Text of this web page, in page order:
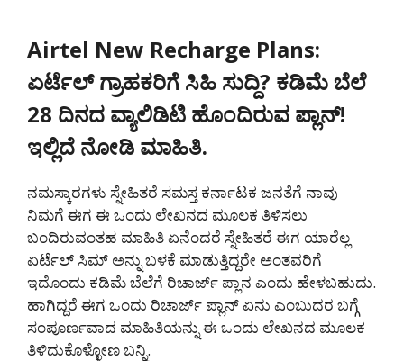
Airtel New Recharge Plans:
ಏರ್ಟೆಲ್ ಗ್ರಾಹಕರಿಗೆ ಸಿಹಿ ಸುದ್ದಿ? ಕಡಿಮೆ ಬೆಲೆ
28 ದಿನದ ವ್ಯಾಲಿಡಿಟಿ ಹೊಂದಿರುವ ಪ್ಲಾನ್!
ಇಲ್ಲಿದೆ ನೋಡಿ ಮಾಹಿತಿ.
ನಮಸ್ಕಾರಗಳು ಸ್ನೇಹಿತರೆ ಸಮಸ್ತ ಕರ್ನಾಟಕ ಜನತೆಗೆ ನಾವು
ನಿಮಗೆ ಈಗ ಈ ಒಂದು ಲೇಖನದ ಮೂಲಕ ತಿಳಿಸಲು
ಬಂದಿರುವಂತಹ ಮಾಹಿತಿ ಏನೆಂದರೆ ಸ್ನೇಹಿತರೆ ಈಗ ಯಾರೆಲ್ಲ
ಏರ್ಟೆಲ್ ಸಿಮ್ ಅನ್ನು ಬಳಕೆ ಮಾಡುತ್ತಿದ್ದರೇ ಅಂತವರಿಗೆ
ಇದೊಂದು ಕಡಿಮೆ ಬೆಲೆಗೆ ರಿಚಾರ್ಜ್ ಪ್ಲಾನ ಎಂದು ಹೇಳಬಹುದು.
ಹಾಗಿದ್ದರೆ ಈಗ ಒಂದು ರಿಚಾರ್ಜ್ ಪ್ಲಾನ್ ಏನು ಎಂಬುದರ ಬಗ್ಗೆ
ಸಂಪೂರ್ಣವಾದ ಮಾಹಿತಿಯನ್ನು ಈ ಒಂದು ಲೇಖನದ ಮೂಲಕ
ತಿಳಿದುಕೊಳ್ಳೋಣ ಬನ್ನಿ.